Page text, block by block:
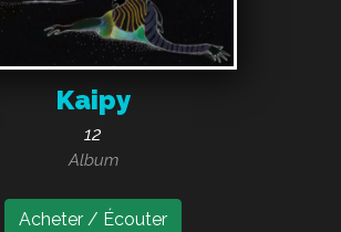
Kaipy
12
Album
Acheter / Écouter